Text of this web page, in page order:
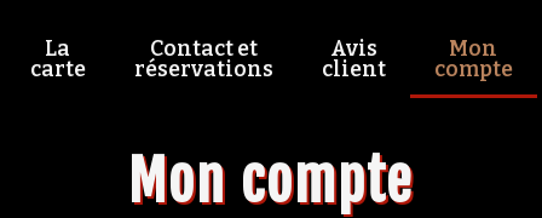
La
carte
Contact et
réservations
Avis
client
Mon
compte
Mon compte